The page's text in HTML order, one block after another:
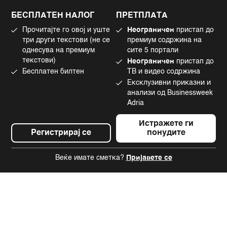
БЕСПЛАТЕН НАЛОГ
Прочитајте го овој и уште
три други текстови (не се
однесува на премиум
текстови)
Бесплатен билтен
Регистрирај се
ПРЕТПЛАТА
Неограничен пристап до
премиум содржина на
сите 5 портали
Неограничен пристап до
ТВ и видео содржина
Ексклузивни приказни и
анализи од Businessweek
Adria
Истражете ги
понудите
Веќе имате сметка? Пријавете се
Употреба на вештачка интелигенција
Tiktok
©2022 - 2026 Bloomberg L.P. All Rights Reserved. BLOOMBERG and the
BLOOMBERG logo are registered trademarks and service marks of
Bloomberg Finance L.P. or its subsidiaries, displayed with permission
Bloomberg Adria is a Mtel Swiss SA Property
News CMS by Cubes